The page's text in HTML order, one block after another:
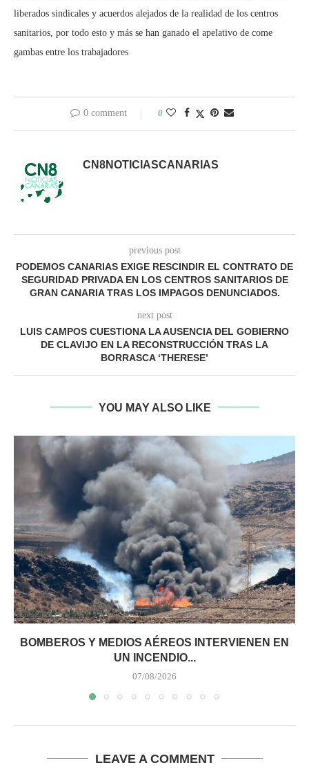
liberados sindicales y acuerdos alejados de la realidad de los centros
sanitarios , por todo esto y más se han ganado el apelativo de come
gambas entre los trabajadores
0 comment 0
CN8NOTICIASCANARIAS
previous post
PODEMOS CANARIAS EXIGE RESCINDIR EL CONTRATO DE
SEGURIDAD PRIVADA EN LOS CENTROS SANITARIOS DE
GRAN CANARIA TRAS LOS IMPAGOS DENUNCIADOS.
next post
LUIS CAMPOS CUESTIONA LA AUSENCIA DEL GOBIERNO
DE CLAVIJO EN LA RECONSTRUCCIÓN TRAS LA
BORRASCA ‘THERESE’
YOU MAY ALSO LIKE
BOMBEROS Y MEDIOS AÉREOS INTERVIENEN EN
UN INCENDIO...
07/08/2026
LEAVE A COMMENT